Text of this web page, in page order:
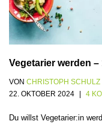
Vegetarier werden
VON CHRISTOPH SCHULZ
22. OKTOBER 2024
4
Du willst Vegetarier:in